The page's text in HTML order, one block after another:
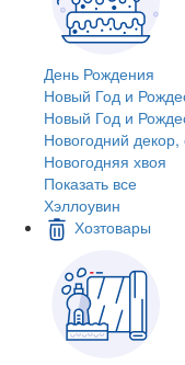
День Рождения
Новый Год и
Новый Год и
Новогодний
Новогодняя хвоя
Показать все
Хэллоувин
Хозтовары